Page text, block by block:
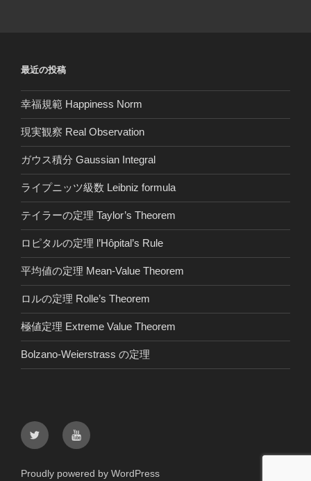
最近の投稿
幸福規範 Happiness Norm
現実観察 Real Observation
ガウス積分 Gaussian Integral
ライプニッツ級数 Leibniz formula
テイラーの定理 Taylor’s Theorem
ロピタルの定理 l’Hôpital’s Rule
平均値の定理 Mean-Value Theorem
ロルの定理 Rolle’s Theorem
極値定理 Extreme Value Theorem
Bolzano-Weierstrass の定理
Twitter youtube
Proudly powered by WordPress